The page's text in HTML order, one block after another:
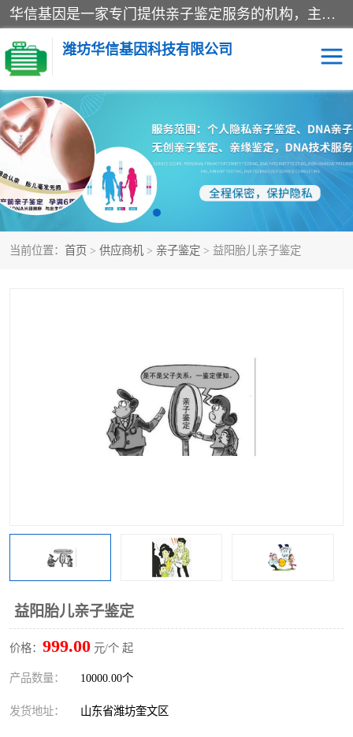
华信基因是一家专门提供亲子鉴定服务的机构，主要业务：济南亲子鉴定、临沂亲子鉴定、菏泽亲子鉴定、淄博亲子鉴定、青岛亲子鉴定、日照亲子鉴定、临朐亲子鉴定、寿光亲子鉴定等，联合广州、上海、北京、深圳、杭州、武汉、成都、合肥、贵阳、沈阳等地区有法医物证鉴定机构及基因检测公司，为国内外客户提供便捷的DNA鉴定服务。
潍坊华信基因科技有限公司
当前位置： 首页 > 供应商机 > 亲子鉴定 > 益阳胎儿亲子鉴定
益阳胎儿亲子鉴定
价格： 999.00 元/个 起
产品数量： 10000.00个
发货地址： 山东省潍坊奎文区
亲子鉴定 DNA亲子鉴定
隐私亲子鉴定 无创亲子鉴定
孕期亲子鉴定